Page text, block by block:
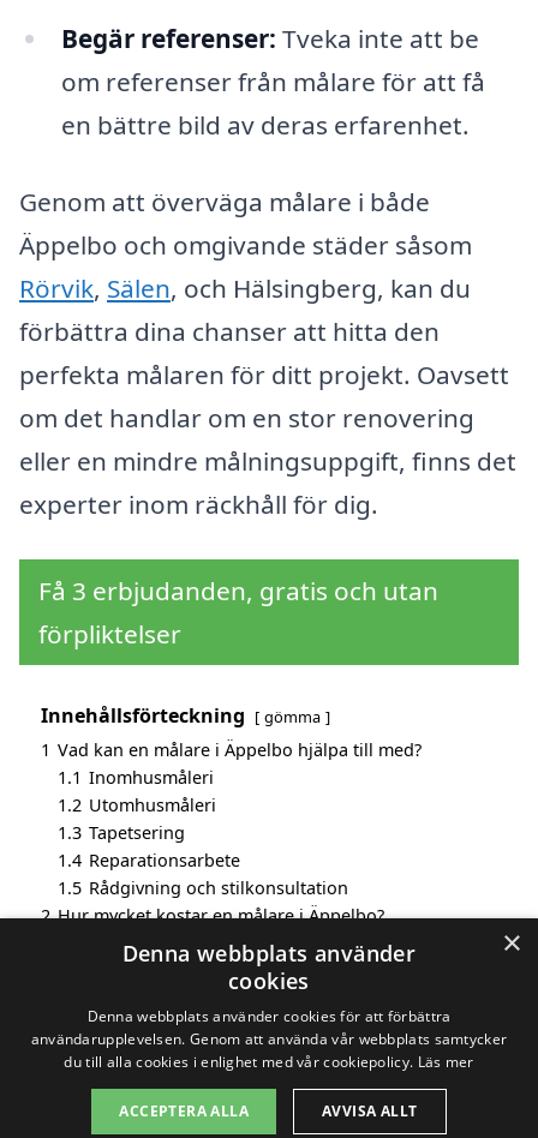
Begär referenser: Tveka inte att be
om referenser från målare för att få
en bättre bild av deras erfarenhet.
Genom att överväga målare i både
Äppelbo och omgivande städer såsom
Rörvik, Sälen, och Hälsingberg, kan du
förbättra dina chanser att hitta den
perfekta målaren för ditt projekt. Oavsett
om det handlar om en stor renovering
eller en mindre målningsuppgift, finns det
experter inom räckhåll för dig.
Få 3 erbjudanden, gratis och utan
förpliktelser
Innehållsförteckning gömma
1 Vad kan en målare i Äppelbo hjälpa till med?
1.1 Inomhusmåleri
1.2 Utomhusmåleri
1.3 Tapetsering
1.4 Reparationsarbete
1.5 Rådgivning och stilkonsultation
2 Hur mycket kostar en målare i Äppelbo?
Fördelar med att välja målare i Äppelbo
Sök efter en skicklig målare i de omgivande städerna
Copyright 2026 - Pilanto Aps
×
Denna webbplats använder
cookies
Denna webbplats använder cookies för att förbättra
användarupplevelsen. Genom att använda vår webbplats samtycker
du till alla cookies i enlighet med vår cookiepolicy. Läs mer
ACCEPTERA ALLA AVVISA ALLT